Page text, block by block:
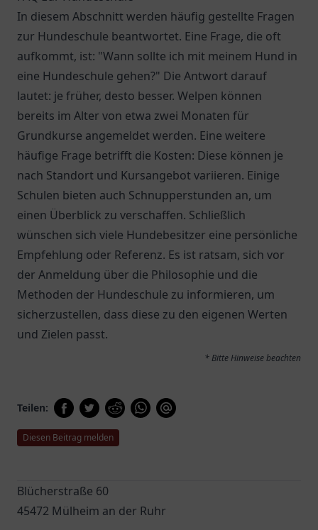
In diesem Abschnitt werden häufig gestellte Fragen
zur Hundeschule beantwortet. Eine Frage, die oft
aufkommt, ist: "Wann sollte ich mit meinem Hund in
eine Hundeschule gehen?" Die Antwort darauf
lautet: je früher, desto besser. Welpen können
bereits im Alter von etwa zwei Monaten für
Grundkurse angemeldet werden. Eine weitere
häufige Frage betrifft die Kosten: Diese können je
nach Standort und Kursangebot variieren. Einige
Schulen bieten auch Schnupperstunden an, um
einen Überblick zu verschaffen. Schließlich
wünschen sich viele Hundebesitzer eine persönliche
Empfehlung oder Referenz. Es ist ratsam, sich vor
der Anmeldung über die Philosophie und die
Methoden der Hundeschule zu informieren, um
sicherzustellen, dass diese zu den eigenen Werten
und Zielen passt.
* Bitte Hinweise beachten
Teilen:
Diesen Beitrag melden
Blücherstraße 60
45472 Mülheim an der Ruhr